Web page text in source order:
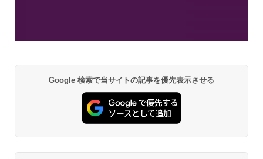
Google 検索で当サイトの記事を優先表示させる